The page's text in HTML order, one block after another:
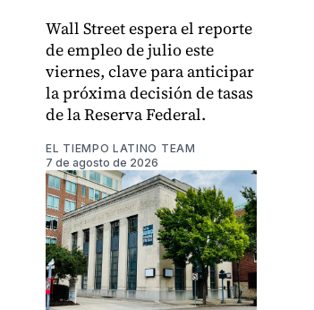
Wall Street espera el reporte
de empleo de julio este
viernes, clave para anticipar
la próxima decisión de tasas
de la Reserva Federal.
EL TIEMPO LATINO TEAM
7 de agosto de 2026